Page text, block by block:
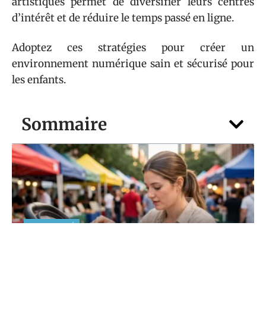
Sommaire
MATERNITÉ
d’intérêt et de réduire le temps passé en ligne.
Adoptez ces stratégies pour créer un
environnement numérique sain et sécurisé pour
les enfants.